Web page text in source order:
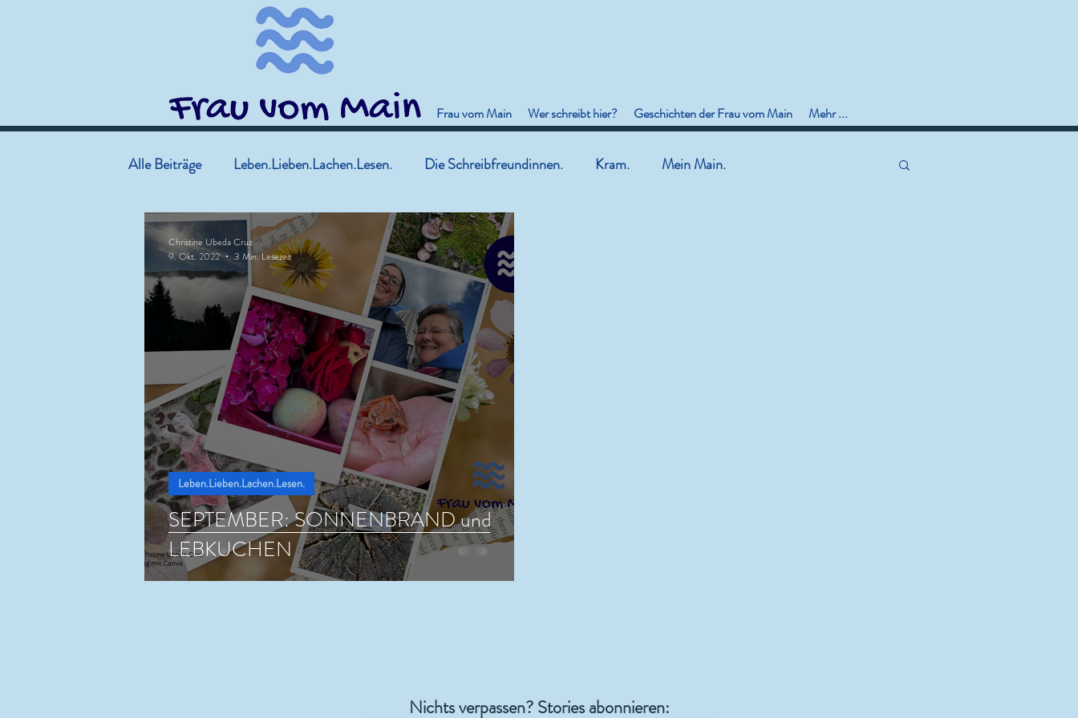
Frau vom Main Wer schreibt hier? Geschichten der Frau vom Main Mehr ...
Alle Beiträge Leben.Lieben.Lachen.Lesen. Die Schreibfreundinnen. Kram. Mein Main.
SEPTEMBER: SONNENBRAND und
LEBKUCHEN
Leben.Lieben.Lachen.Lesen.
Christine Ubeda Cruz
9. Okt. 2022
3 Min. Lesezeit
Nichts verpassen? Stories abonnieren: